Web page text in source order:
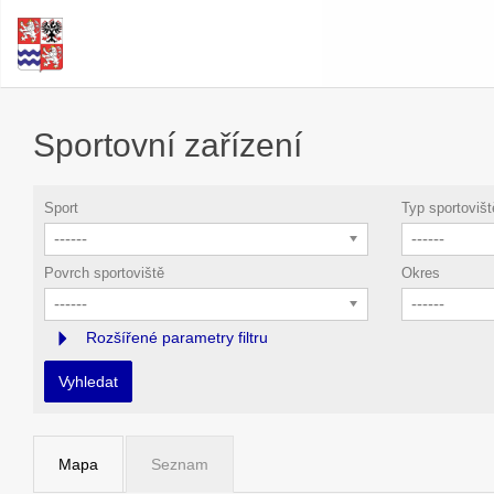
Sportovní zařízení
Sport
------
Typ
------
Povrch sportoviště
------
Okres
------
Rozšířené parametry filtru
Vyhledat
Mapa Seznam